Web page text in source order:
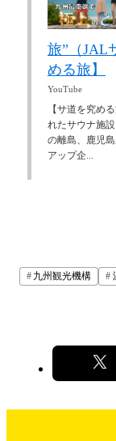
旅”（JAL
める旅】
YouTube
【サ道を究め
れたサウナ施
の離島、鹿児
アップ企...
九州観光機構